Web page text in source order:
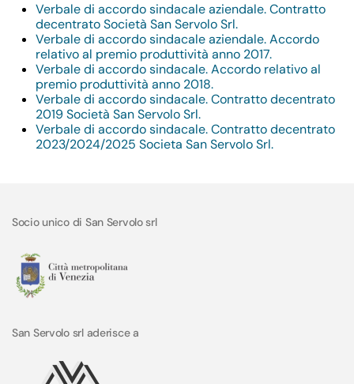
Verbale di accordo sindacale aziendale. Contratto
decentrato Società San Servolo Srl.
Verbale di accordo sindacale aziendale. Accordo
relativo al premio produttività anno 2017.
Verbale di accordo sindacale. Accordo relativo al
premio produttività anno 2018.
Verbale di accordo sindacale. Contratto decentrato
2019 Società San Servolo Srl.
Verbale di accordo sindacale. Contratto decentrato
2023/2024/2025 Societa San Servolo Srl.
Socio unico di San Servolo srl
San Servolo srl aderisce a